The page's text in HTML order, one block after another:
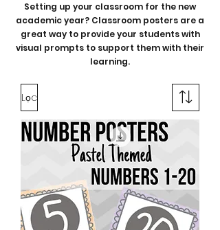
Setting up your classroom for the new
academic year? Classroom posters are a
great way to provide your students with
visual prompts to support them with their
learning.
Lọc